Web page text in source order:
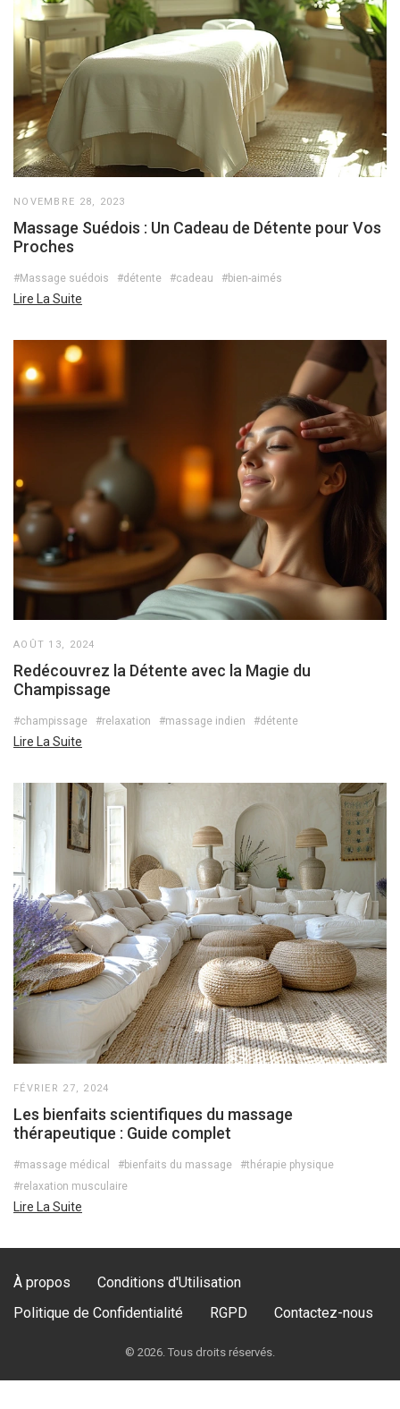
NOVEMBRE 28, 2023
Massage Suédois : Un Cadeau de Détente pour Vos
Proches
#Massage suédois #détente #cadeau #bien-aimés
Lire La Suite
AOÛT 13, 2024
Redécouvrez la Détente avec la Magie du
Champissage
#champissage #relaxation #massage indien #détente
Lire La Suite
FÉVRIER 27, 2024
Les bienfaits scientifiques du massage
thérapeutique : Guide complet
#massage médical #bienfaits du massage
#thérapie physique
#relaxation musculaire
Lire La Suite
À propos
Conditions d'Utilisation
Politique de Confidentialité
RGPD Contactez-nous
© 2026. Tous droits réservés.